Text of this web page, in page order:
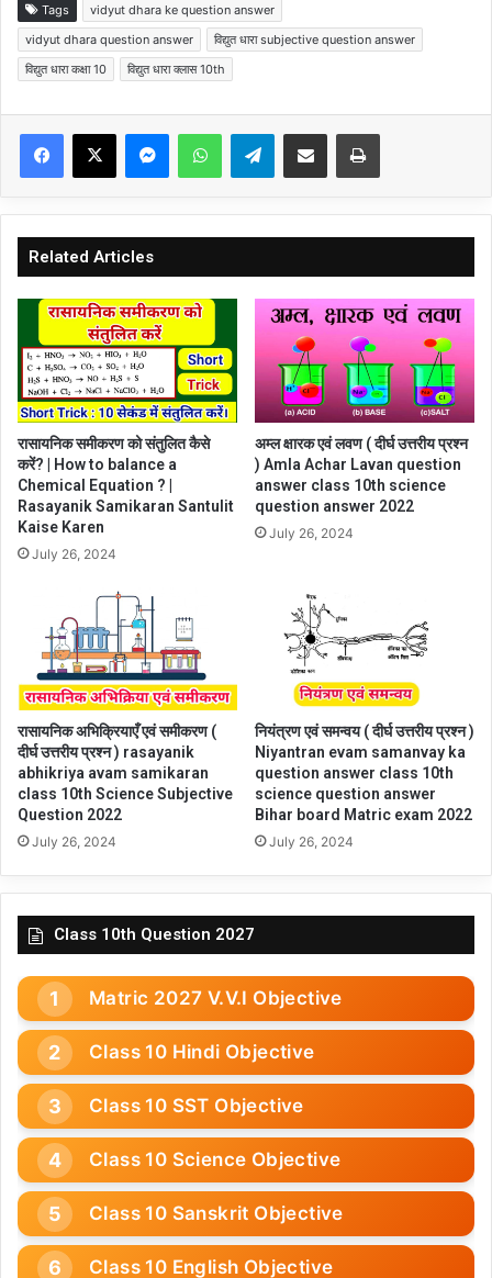
Tags
vidyut dhara ke question answer
vidyut dhara question answer
विद्युत धारा subjective question answer
विद्युत धारा कक्षा 10
विद्युत धारा क्लास 10th
Facebook
X MessengerWhatsAppTelegramShare via Email Print
Related Articles
रासायनिक समीकरण को संतुलित कैसे
करें? | How to balance a
Chemical Equation ? |
Rasayanik Samikaran Santulit
Kaise Karen
July 26, 2024
अम्ल क्षारक एवं लवण ( दीर्घ उत्तरीय प्रश्न
) Amla Achar Lavan question
answer class 10th science
question answer 2022
July 26, 2024
रासायनिक अभिक्रियाएँ एवं समीकरण (
दीर्घ उत्तरीय प्रश्न ) rasayanik
abhikriya avam samikaran
class 10th Science Subjective
Question 2022
July 26, 2024
नियंत्रण एवं समन्वय ( दीर्घ उत्तरीय प्रश्न )
Niyantran evam samanvay ka
question answer class 10th
science question answer
Bihar board Matric exam 2022
July 26, 2024
Class 10th Question 2027
Matric 2027 V.V.I Objective
Class 10 Hindi Objective
Class 10 SST Objective
Class 10 Science Objective
Class 10 Sanskrit Objective
Class 10 English Objective